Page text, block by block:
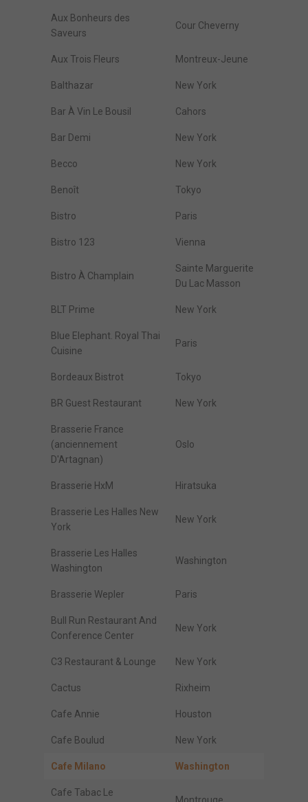
Aux Bonheurs des
Saveurs
Cour Cheverny
Aux Trois Fleurs Montreux-Jeune
Balthazar New York
Bar À Vin Le Bousil Cahors
Bar Demi New York
Becco New York
Benoît Tokyo
Bistro Paris
Bistro 123 Vienna
Bistro À Champlain
Sainte Marguerite
Du Lac Masson
BLT Prime New York
Blue Elephant. Royal Thai
Cuisine
Paris
Bordeaux Bistrot Tokyo
BR Guest Restaurant New York
Brasserie France
(anciennement
D'Artagnan)
Oslo
Brasserie HxM Hiratsuka
Brasserie Les Halles New
York
New York
Brasserie Les Halles
Washington
Washington
Brasserie Wepler Paris
Bull Run Restaurant And
Conference Center
New York
C3 Restaurant & Lounge New York
Cactus Rixheim
Cafe Annie Houston
Cafe Boulud New York
Cafe Milano Washington
Cafe Tabac Le